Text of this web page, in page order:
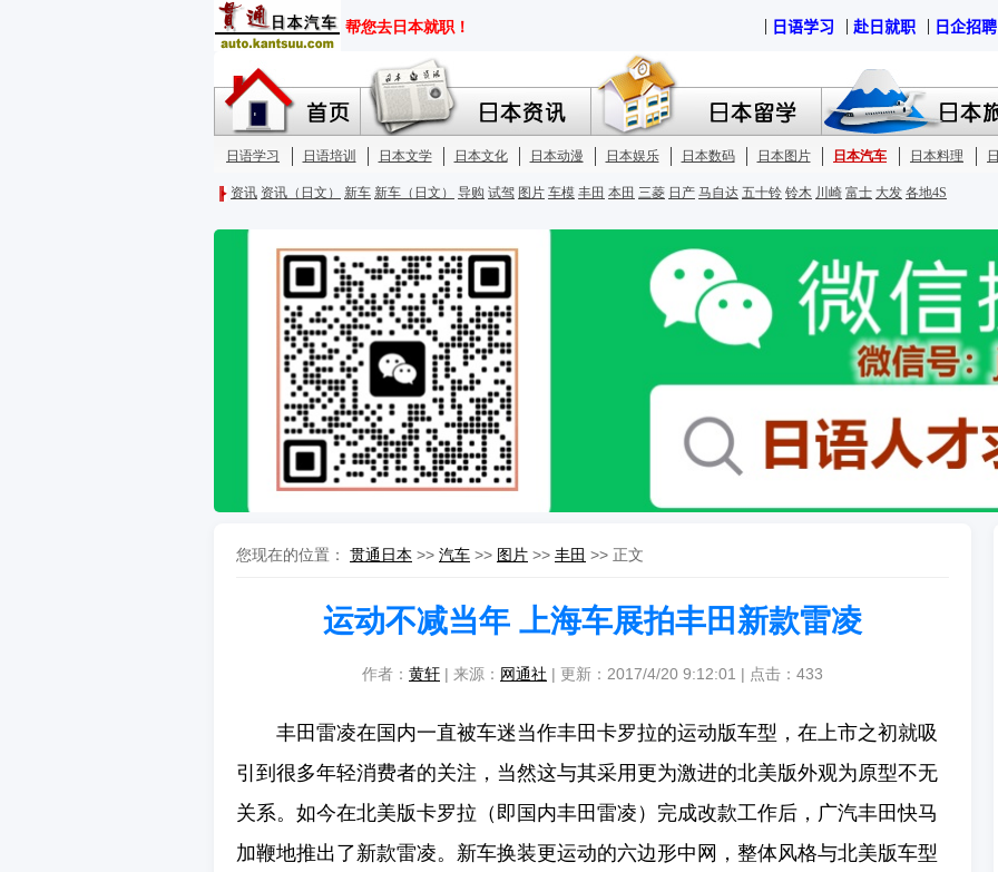
您现在的位置： 贯通日本 >> 汽车 >> 图片 >> 丰田 >> 正文
运动不减当年 上海车展拍丰田新款雷凌
作者： 黄轩 | 来源： 网通社 | 更新：2017/4/20 9:12:01 | 点击： 433
丰田雷凌在国内一直被车迷当作丰田卡罗拉的运动版车型，在上市之初就吸
引到很多年轻消费者的关注，当然这与其采用更为激进的北美版外观为原型不无
关系。如今在北美版卡罗拉（即国内丰田雷凌）完成改款工作后，广汽丰田快马
加鞭地推出了新款雷凌。新车换装更运动的六边形中网，整体风格与北美版车型